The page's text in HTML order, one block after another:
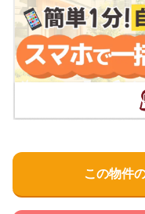
住所:和歌山県紀の川
高尾内科医院
住所:和歌山県紀の川
貴志川リハビリテーシ
和歌山県紀の川
この物件